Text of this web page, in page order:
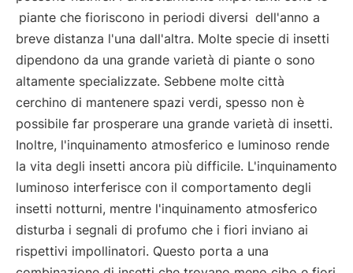
piante che fioriscono in periodi diversi dell'anno a
breve distanza l'una dall'altra. Molte specie di insetti
dipendono da una grande varietà di piante o sono
altamente specializzate. Sebbene molte città
cerchino di mantenere spazi verdi, spesso non è
possibile far prosperare una grande varietà di insetti.
Inoltre, l'inquinamento atmosferico e luminoso rende
la vita degli insetti ancora più difficile. L'inquinamento
luminoso interferisce con il comportamento degli
insetti notturni, mentre l'inquinamento atmosferico
disturba i segnali di profumo che i fiori inviano ai
rispettivi impollinatori. Questo porta a una